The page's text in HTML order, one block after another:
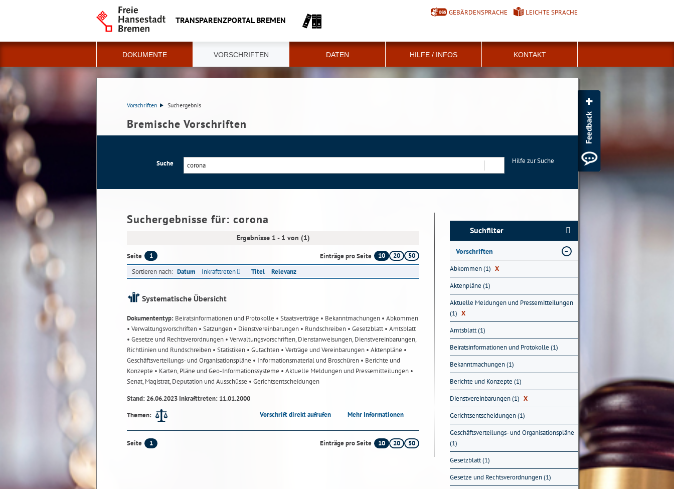
TRANSPARENZPORTAL BREMEN
GEBÄRDENSPRACHE LEICHTE SPRACHE
DOKUMENTE VORSCHRIFTEN DATEN HILFE / INFOS KONTAKT
Vorschriften Suchergebnis
Bremische Vorschriften
Suche
Hilfe zur Suche
Suchergebnisse für: corona
Ergebnisse 1 - 1 von (1)
Seite 1 Einträge pro Seite 10 20
50
Sortieren nach: Datum Inkrafttreten Titel Relevanz
Systematische Übersicht
Dokumententyp: Beiratsinformationen und Protokolle • Staatsverträge • Bekanntmachungen • Abkommen
• Verwaltungsvorschriften • Satzungen • Dienstvereinbarungen • Rundschreiben • Gesetzblatt• Amtsblatt
• Gesetze und Rechtsverordnungen • Verwaltungsvorschriften, Dienstanweisungen, Dienstvereinbarungen,
Richtlinien und Rundschreiben • Statistiken • Gutachten • Verträge und Vereinbarungen • Aktenpläne •
Geschäftsverteilungs- und Organisationspläne • Informationsmaterial und Broschüren • Berichte und
Konzepte • Karten, Pläne und Geo-Informationssysteme • Aktuelle Meldungen und Pressemitteilungen •
Senat, Magistrat, Deputation und Ausschüsse • Gerichtsentscheidungen
Stand: 26.06.2023 Inkrafttreten: 11.01.2000
Themen:
Vorschrift direkt aufrufen Mehr Informationen
Seite 1 Einträge pro Seite 10 20 50
Suchfilter
Vorschriften
Abkommen (1) X
Aktenpläne (1)
Aktuelle Meldungen und Pressemitteilungen
(1) X
Amtsblatt (1)
Beiratsinformationen und Protokolle (1)
Bekanntmachungen (1)
Berichte und Konzepte (1)
Dienstvereinbarungen (1) X
Gerichtsentscheidungen (1)
Geschäftsverteilungs- und Organisationspläne
(1)
Gesetzblatt (1)
Gesetze und Rechtsverordnungen (1)